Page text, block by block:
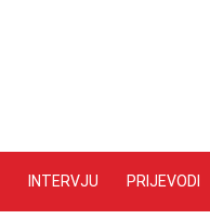
INTERVJU PRIJEVODI